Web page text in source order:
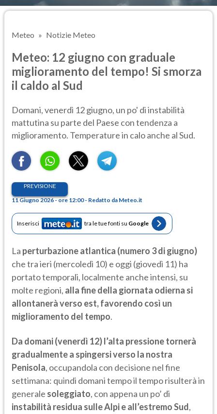
Meteo Notizie Meteo
Meteo: 12 giugno con graduale
miglioramento del tempo! Si smorza
il caldo al Sud
Domani, venerdì 12 giugno, un po' di instabilità
mattutina su parte del Paese con tendenza a
miglioramento. Temperature in calo anche al Sud.
PREVISIONE
11 Giugno 2026 - ore 12:00 - Redatto da Meteo.it
Inserisci tra le tue fonti su Google
La perturbazione atlantica (numero 3 di giugno)
che tra ieri (mercoledì 10) e oggi (giovedì 11) ha
portato temporali, localmente anche intensi, su
molte regioni, alla fine della giornata odierna si
allontanerà verso est, favorendo così un
miglioramento del tempo.
Da domani (venerdì 12) l’alta pressione tornerà
gradualmente a spingersi verso la nostra
Penisola, occupandola con decisione nel fine
settimana: quindi domani tempo il tempo risulterà in
generale soleggiato, con appena un po’ di
instabilità residua sulle Alpi e all’estremo Sud,